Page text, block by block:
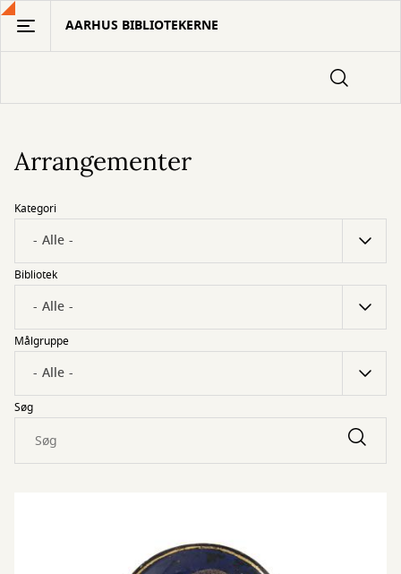
Gå
hovedindhold
AARHUS BIBLIOTEKERNE
Arrangementer
Kategori
Bibliotek
Målgruppe
Søg